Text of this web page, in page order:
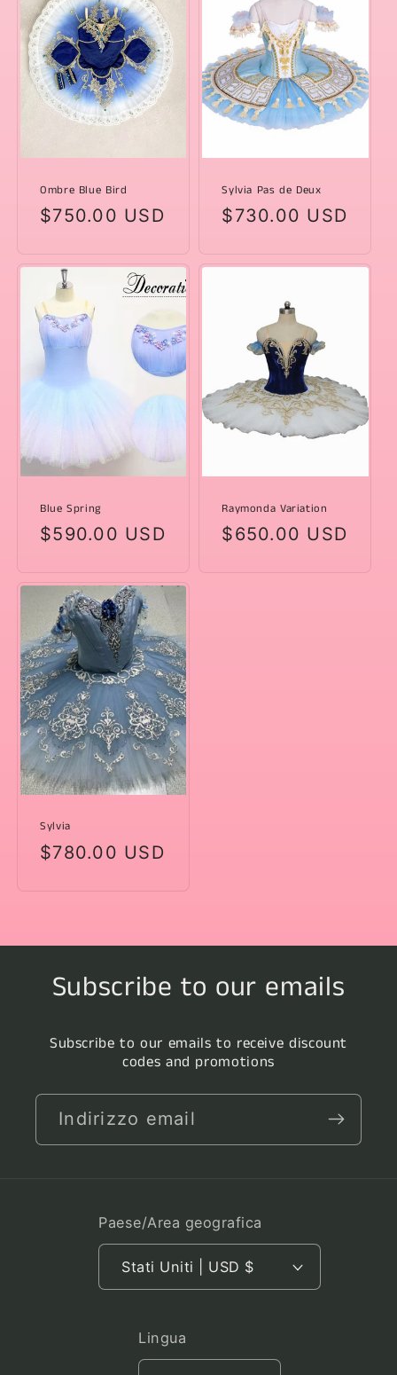
Ombre Blue Bird
Prezzo
listino
$750.00 USD
Sylvia Pas de Deux
Prezzo
listino
$730.00 USD
Blue Spring
Prezzo
listino
$590.00 USD
Raymonda Variation
Prezzo
$650.00 USD
Sylvia
Prezzo
$780.00 USD
Subscribe to our emails
Subscribe to our emails to receive discount
codes and promotions
Indirizzo email
Paese/Area geografica
Stati Uniti | USD $
Lingua